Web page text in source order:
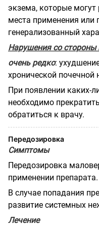
экзема, которые могут
места применения или
генерализованный
Нарушения со
очень редко:
хронической почечной
При появлении каких-
необходимо
обратиться к врачу.
Передозировка
Симптомы
Передозировка
применении препарата.
В случае попадания
развитие системных
Лечение